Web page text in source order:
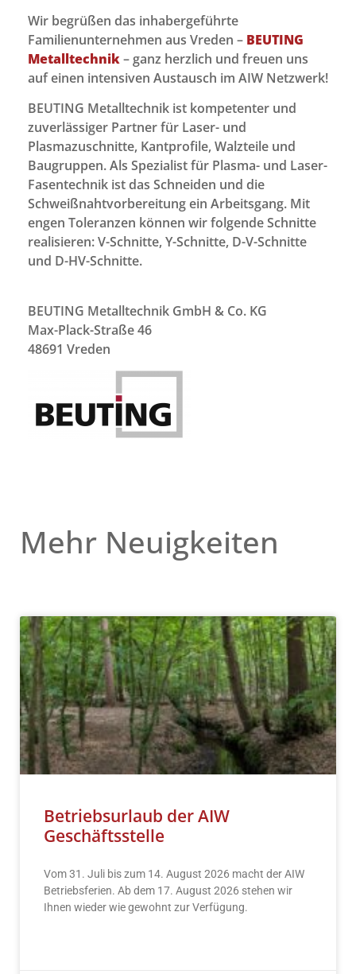
Wir begrüßen das inhabergeführte
Familienunternehmen aus Vreden – BEUTING
Metalltechnik– ganz herzlich und freuen uns
auf einen intensiven Austausch im AIW Netzwerk!
BEUTING Metalltechnik ist kompetenter und
zuverlässiger Partner für Laser- und
Plasmazuschnitte, Kantprofile, Walzteile und
Baugruppen. Als Spezialist für Plasma- und Laser-
Fasentechnik ist das Schneiden und die
Schweißnahtvorbereitung ein Arbeitsgang. Mit
engen Toleranzen können wir folgende Schnitte
realisieren: V-Schnitte, Y-Schnitte, D-V-Schnitte
und D-HV-Schnitte.
BEUTING Metalltechnik GmbH & Co. KG
Max-Plack-Straße 46
48691 Vreden
Mehr Neuigkeiten
Betriebsurlaub der AIW
Geschäftsstelle
Vom 31. Juli bis zum 14. August 2026 macht der AIW
Betriebsferien. Ab dem 17. August 2026 stehen wir
Ihnen wieder wie gewohnt zur Verfügung.